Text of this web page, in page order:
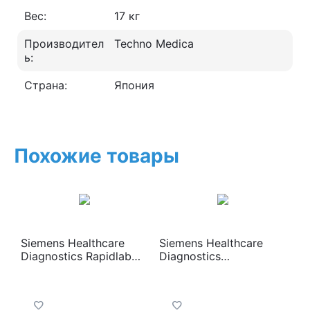
Вес:
17 кг
Производител
ь:
Techno Medica
Страна: Япония
Похожие товары
Siemens Healthcare
Diagnostics Rapidlab
оксиметрии с
Siemens Healthcare
Diagnostics
критических